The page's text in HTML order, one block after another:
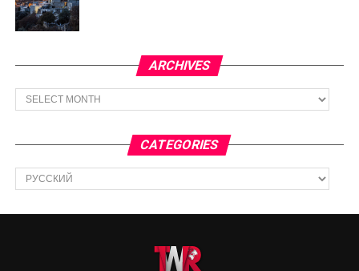
ARCHIVES
Archives
CATEGORIES
Categories